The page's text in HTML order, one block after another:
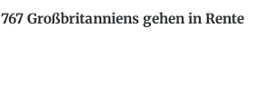
Großbritanniens gehen in Rente